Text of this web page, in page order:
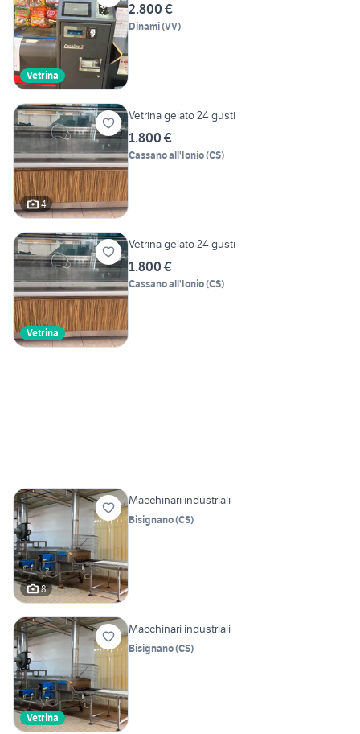
Vetrina
2.800 €
Dinami(VV)
4
Vetrina gelato 24 gusti
1.800 €
Cassano all'Ionio(CS)
Vetrina
Vetrina gelato 24 gusti
1.800 €
Cassano all'Ionio(CS)
8
Macchinari industriali
Bisignano(CS)
Vetrina
Macchinari industriali
Bisignano(CS)